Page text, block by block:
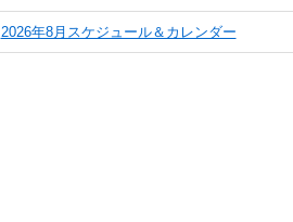
2026年8月スケジュール＆カレンダー